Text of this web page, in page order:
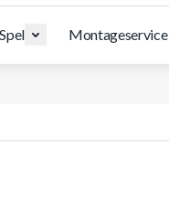
Montageservice